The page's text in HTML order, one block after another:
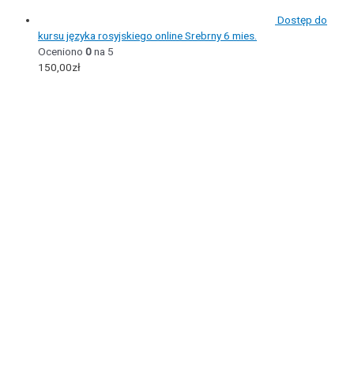
Dostęp do
kursu języka rosyjskiego online Srebrny 6 mies.
Oceniono 0na 5
150,00zł